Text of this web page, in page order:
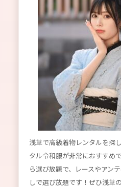
浅草で高級着物レンタルを探
タル令和服が非常におすすめ
ら選び放題で、レースやアン
しで選び放題です！ぜひ浅草